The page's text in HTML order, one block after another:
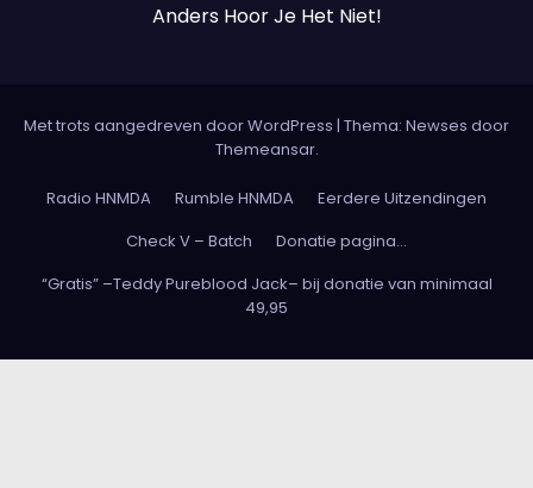
Anders Hoor Je Het Niet!
Met trots aangedreven door WordPress | Thema: Newses door
Themeansar.
Radio HNMDA Rumble HNMDA
Eerdere Uitzendingen
Check V – Batch
Donatie pagina…
“Gratis” –Teddy Pureblood Jack– bij donatie van minimaal
49,95